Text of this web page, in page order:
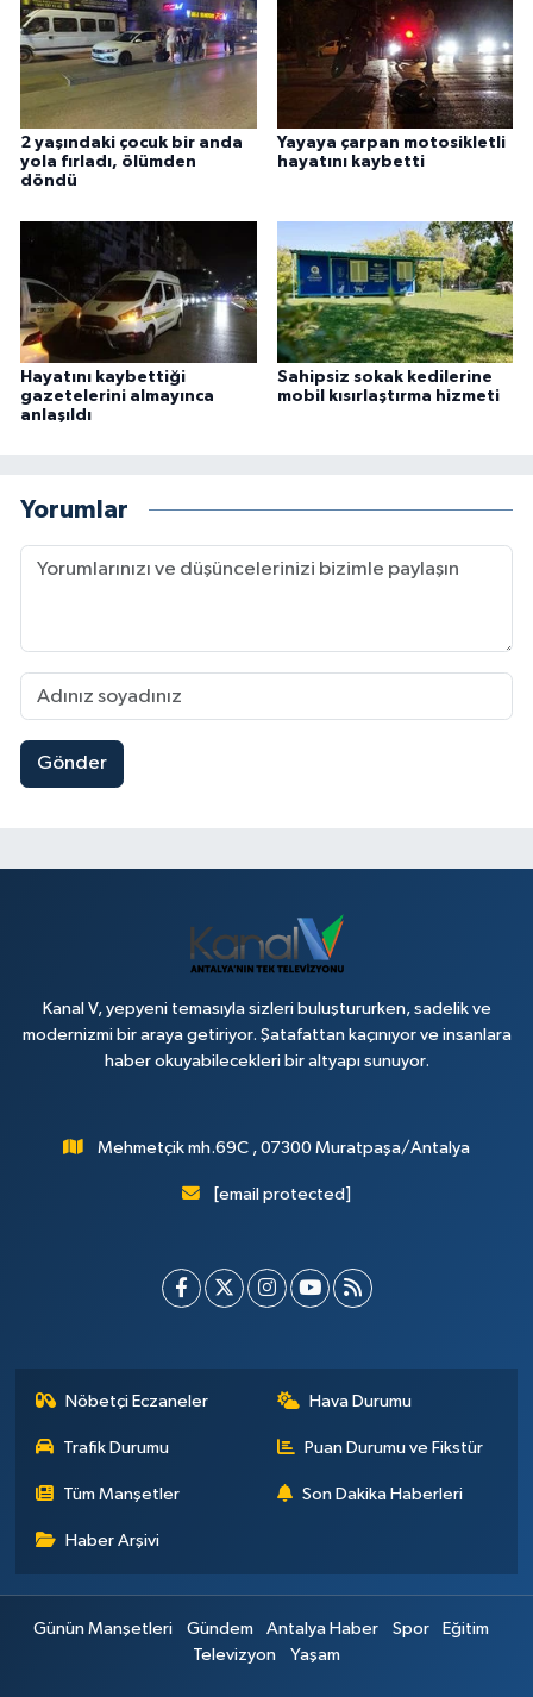
2 yaşındaki çocuk bir anda
yola fırladı, ölümden
döndü
Yayaya çarpan motosikletli
hayatını kaybetti
Hayatını kaybettiği
gazetelerini almayınca
anlaşıldı
Sahipsiz sokak kedilerine
mobil kısırlaştırma hizmeti
Yorumlar
Gönder
Kanal V, yepyeni temasıyla sizleri buluştururken, sadelik ve
modernizmi bir araya getiriyor. Şatafattan kaçınıyor ve insanlara
haber okuyabilecekleri bir altyapı sunuyor.
Mehmetçik mh.69C , 07300 Muratpaşa/Antalya
[email protected]
Nöbetçi Eczaneler Hava Durumu
Trafik Durumu Puan Durumu ve Fikstür
Tüm Manşetler Son Dakika Haberleri
Haber Arşivi
Günün Manşetleri Gündem Antalya Haber Spor
Eğitim
Televizyon
Yaşam